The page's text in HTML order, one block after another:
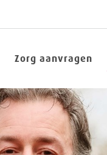
Zorg aanvragen